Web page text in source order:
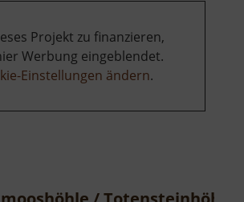
Projekt zu finanzieren,
Werbung eingeblendet.
Einstellungen ändern.